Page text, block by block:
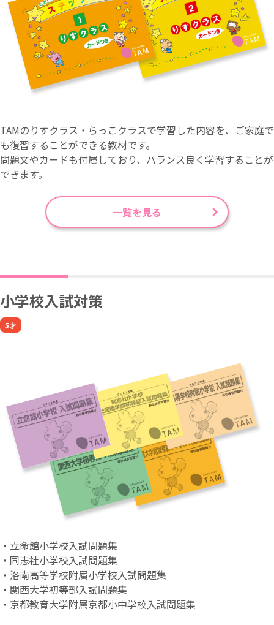
TAMのりすクラス・らっこクラスで学習した内容を、ご家庭で
も復習することができる教材です。
問題文やカードも付属しており、バランス良く学習することが
できます。
一覧を見る
小学校入試対策
5才
・立命館小学校入試問題集
・同志社小学校入試問題集
・洛南高等学校附属小学校入試問題集
・関西大学初等部入試問題集
・京都教育大学附属京都小中学校入試問題集